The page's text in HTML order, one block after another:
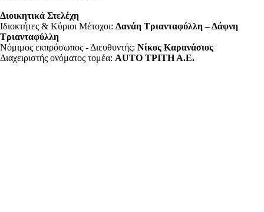
Διοικητικά Στελέχη
Ιδιοκτήτες & Κύριοι Μέτοχοι: Δανάη Τριανταφύλλη – Δάφνη
Τριανταφύλλη
Νόμιμος εκπρόσωπος - Διευθυντής: Νίκος Καρανάσιος
Διαχειριστής ονόματος τομέα: ΑUTO ΤΡΙΤΗ Α.Ε.